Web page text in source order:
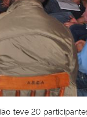
teve 20